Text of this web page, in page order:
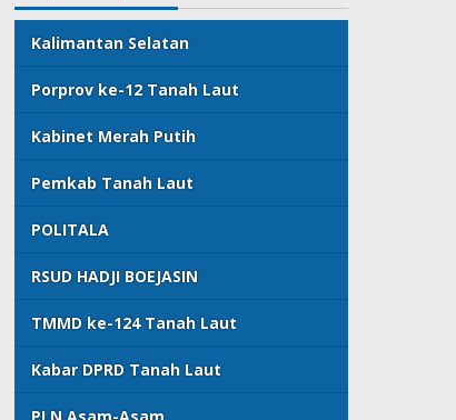
Kalimantan Selatan
Porprov ke-12 Tanah Laut
Kabinet Merah Putih
Pemkab Tanah Laut
POLITALA
RSUD HADJI BOEJASIN
TMMD ke-124 Tanah Laut
Kabar DPRD Tanah Laut